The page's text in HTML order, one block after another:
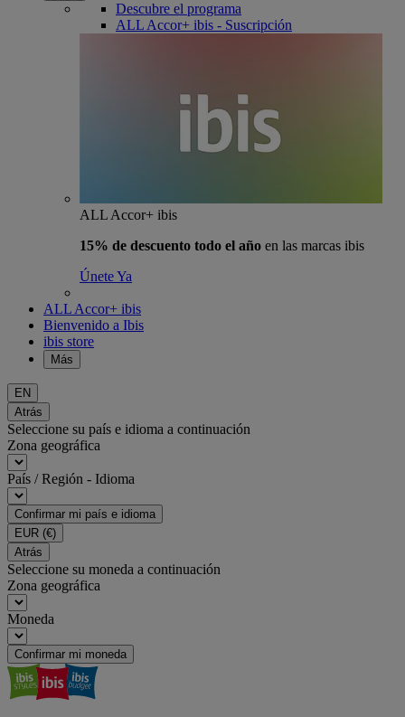
Descubre el programa
ALL Accor+ ibis - Suscripción
ALL Accor+ ibis
15% de descuento todo el año en las marcas ibis
Únete Ya
ALL Accor+ ibis
Bienvenido a Ibis
ibis store
Más
EN
Atrás
Seleccione su país e idioma a continuación
Zona geográfica
País / Región - Idioma
Confirmar mi país e idioma
EUR (€)
Atrás
Seleccione su moneda a continuación
Zona geográfica
Moneda
Confirmar mi moneda